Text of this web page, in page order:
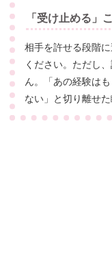
「受け止める」
相手を許せる段階
ください。ただし
ん。「あの経験は
ない」と切り離せ